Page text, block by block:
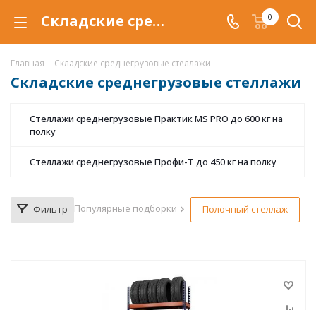
Складские среднегрузовые стеллажи купить по низкой цене в Воронеже, металлические стеллажи для складов 0
Главная - Складские среднегрузовые стеллажи
Складские среднегрузовые стеллажи
Стеллажи среднегрузовые Практик MS PRO до 600 кг на
полку
Стеллажи среднегрузовые Профи-Т до 450 кг на полку
Фильтр Популярные подборки Полочный стеллаж